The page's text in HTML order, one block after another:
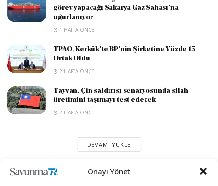
Onayı Yönet
görev yapacağı Sakarya Gaz Sahası’na
uğurlanıyor
1 HAFTA ÖNCE
TPAO, Kerkük’te BP’nin Şirketine Yüzde 15
Ortak Oldu
2 HAFTA ÖNCE
Tayvan, Çin saldırısı senaryosunda silah
üretimini taşımayı test edecek
2 HAFTA ÖNCE
DEVAMI YÜKLE